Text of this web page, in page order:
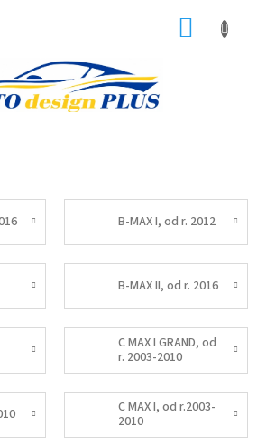
B-MAX I, od r. 2012
B-MAX II, od r. 2016
C MAX I GRAND, od
r. 2003-2010
C MAX I, od r.2003-
2010